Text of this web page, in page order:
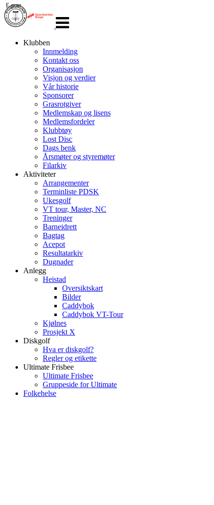
navigasjon
Klubben
Innmelding
Kontakt oss
Organisasjon
Visjon og verdier
Vår historie
Sponsorer
Grasrotgiver
Medlemskap og lisens
Medlemsfordeler
Klubbtøy
Lost Disc
Dags benk
Årsmøter og styremøter
Filarkiv
Aktiviteter
Arrangementer
Terminliste PDSK
Ukesgolf
VT tour, Master, NC
Treninger
Barneidrett
Bagtag
Acepot
Resultatarkiv
Dugnader
Anlegg
Heistad
Oversiktskart
Bilder
Caddybok
Caddybok VT-Tour
Kjølnes
Prosjekt X
Diskgolf
Hva er diskgolf?
Regler og etikette
Ultimate Frisbee
Ultimate Frisbee
Gruppeside for Ultimate
Folkehelse
E-post